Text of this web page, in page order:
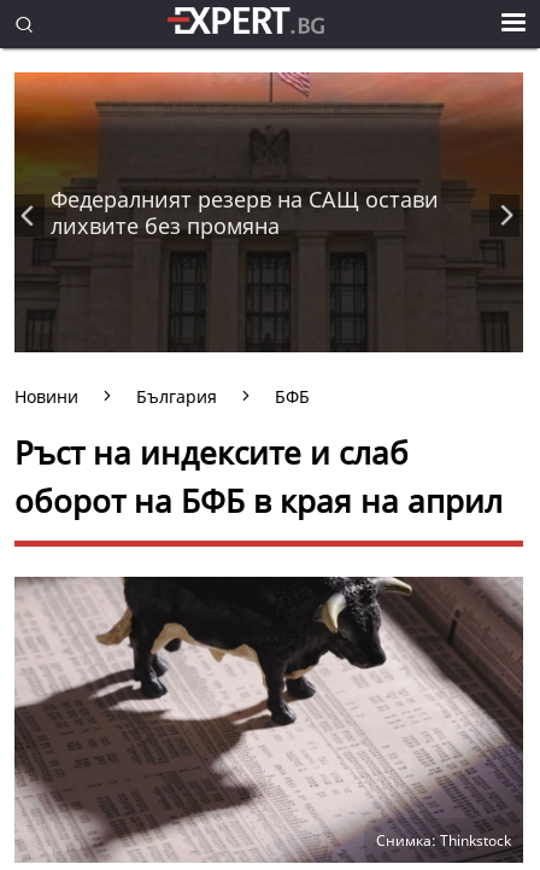
Федералният резерв на САЩ остави
лихвите без промяна
Новини България БФБ
Ръст на индексите и слаб
оборот на БФБ в края на април
Снимка: Thinkstock